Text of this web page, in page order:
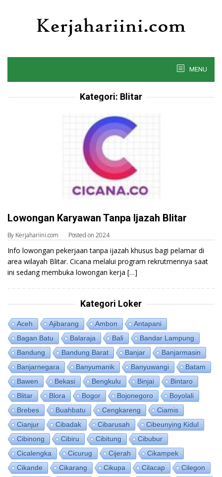
MENU
Kategori: Blitar
Lowongan Karyawan Tanpa Ijazah Blitar
By Kerjahariini.com Posted on 2024
Info lowongan pekerjaan tanpa ijazah khusus bagi pelamar di
area wilayah Blitar. Cicana melalui program rekrutmennya saat
ini sedang membuka lowongan kerja […]
Kategori Loker
Aceh Ajibarang Ambon
Antapani
Bagan Batu
Balaraja Bali
Bandar Lampung
Bandung
Bandung Barat Banjar
Banjarmasin
Banjarnegara
Banyumanik Banyuwangi
Batam
Bawen
Bekasi Bengkulu Binjai
Bintaro
Blitar
Blora Bogor Bojonegoro
Boyolali
Brebes
Buahbatu Cengkareng
Ciamis
Cianjur
Cibadak Cibarusah
Cibeunying Kidul
Cibinong
Cibiru Cibitung
Cibubur
Cicalengka
Cicurug Cijerah
Cikampek
Cikande
Cikarang Cikupa Cilacap
Cilegon